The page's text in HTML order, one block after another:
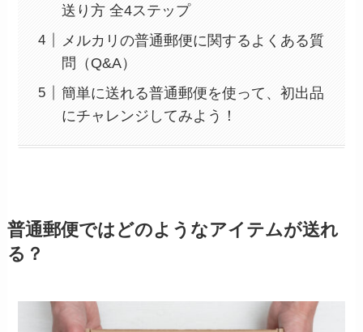
送り方 全4ステップ
メルカリの普通郵便に関するよくある質
問（Q&A）
簡単に送れる普通郵便を使って、初出品
にチャレンジしてみよう！
普通郵便ではどのようなアイテムが送れ
る？